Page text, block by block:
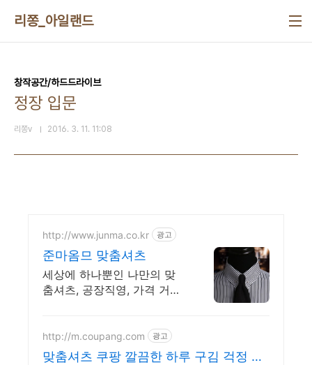
리쫑_아일랜드
창작공간/하드드라이브
정장 입문
리쫑v 2016. 3. 11. 11:08
http://www.junma.co.kr 광고
준마옴므 맞춤셔츠
세상에 하나뿐인 나만의 맞
춤셔츠, 공장직영, 가격 거품
http://m.coupang.com 광고
맞춤셔츠 쿠팡 깔끔한 하루 구김 걱정 없